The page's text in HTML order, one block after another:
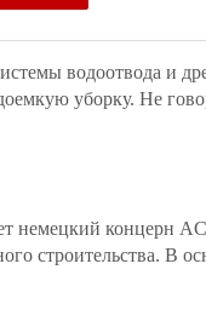
водоотвода и
уборку. Не
немецкий концерн
строительства. В